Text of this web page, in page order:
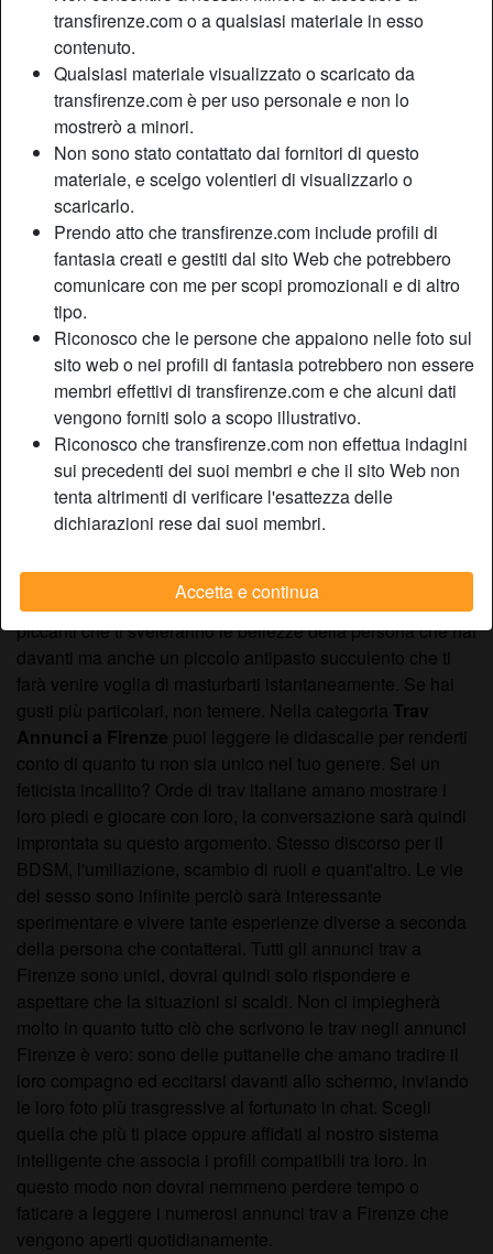
transfirenze.com o a qualsiasi materiale in esso
contenuto.
Qualsiasi materiale visualizzato o scaricato da
transfirenze.com è per uso personale e non lo
mostrerò a minori.
Non sono stato contattato dai fornitori di questo
materiale, e scelgo volentieri di visualizzarlo o
scaricarlo.
Prendo atto che transfirenze.com include profili di
fantasia creati e gestiti dal sito Web che potrebbero
comunicare con me per scopi promozionali e di altro
tipo.
Riconosco che le persone che appaiono nelle foto sul
sito web o nei profili di fantasia potrebbero non essere
membri effettivi di transfirenze.com e che alcuni dati
vengono forniti solo a scopo illustrativo.
Riconosco che transfirenze.com non effettua indagini
sui precedenti dei suoi membri e che il sito Web non
tenta altrimenti di verificare l'esattezza delle
dichiarazioni rese dai suoi membri.
Accetta e continua
La tua trav a Firenze aspetta solo te
Se pensi che sia impossibile, sappi che anche tu hai la
possibilità di incontrare splendide trav italiane. Curioso di
scoprire come? QualsiasiTrav di Firenzeè presente sul
nostro sito, loro stesse si iscrivono per avere un punto
solido in cui tornare quando si sentono sole e vogliose.
Basta uno schiocco di dita ed entrambe le categorie
troveranno pane per i loro denti. Il nostro portale è un
intermediario tra queste due fazioni, riuscendo a dare gli
strumenti utili per accelerare la conoscenza.
Gli annunci trav a Firenze
La nostra piattaforma è un punto di riferimento per tutti gli
uomini che vogliono conoscere rapidamente trav italiane
troie con cui fare sesso online. Per leggerli basterà
e trovare la trans dei tuoi desideri. Tutti gli annunci trav di
Firenze hanno una galleria corredata, immagini davvero
piccanti che ti sveleranno le bellezze della persona che hai
davanti ma anche un piccolo antipasto succulento che ti
farà venire voglia di masturbarti istantaneamente. Se hai
gusti più particolari, non temere. Nella categoria Trav
Annunci a Firenze puoi leggere le didascalie per renderti
conto di quanto tu non sia unico nel tuo genere. Sei un
feticista incallito? Orde di trav italiane amano mostrare i
loro piedi e giocare con loro, la conversazione sarà quindi
improntata su questo argomento. Stesso discorso per il
BDSM, l'umiliazione, scambio di ruoli e quant'altro. Le vie
del sesso sono infinite perciò sarà interessante
sperimentare e vivere tante esperienze diverse a seconda
della persona che contatterai. Tutti gli annunci trav a
Firenze sono unici, dovrai quindi solo rispondere e
aspettare che la situazioni si scaldi. Non ci impiegherà
molto in quanto tutto ciò che scrivono le trav negli annunci
Firenze è vero: sono delle puttanelle che amano tradire il
loro compagno ed eccitarsi davanti allo schermo, inviando
le loro foto più trasgressive al fortunato in chat. Scegli
quella che più ti piace oppure affidati al nostro sistema
intelligente che associa i profili compatibili tra loro. In
questo modo non dovrai nemmeno perdere tempo o
faticare a leggere i numerosi annunci trav a Firenze che
vengono aperti quotidianamente.